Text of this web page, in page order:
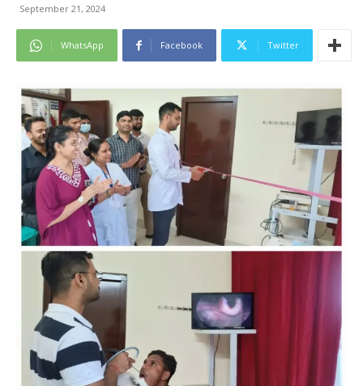
September 21, 2024
WhatsApp Facebook Twitter